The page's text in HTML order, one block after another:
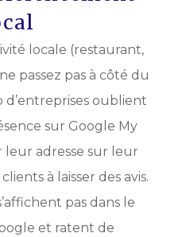
locale (restaurant,
passez pas à côté du
d’entreprises oublient
sur Google My
leur adresse sur leur
à laisser des avis.
pas dans le
et ratent de